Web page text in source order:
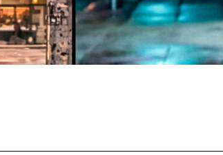
page ne s'affiche pas de manière
avec Internet Explorer. Veuillez
Podcast
Photos du festival
Association
SSJS